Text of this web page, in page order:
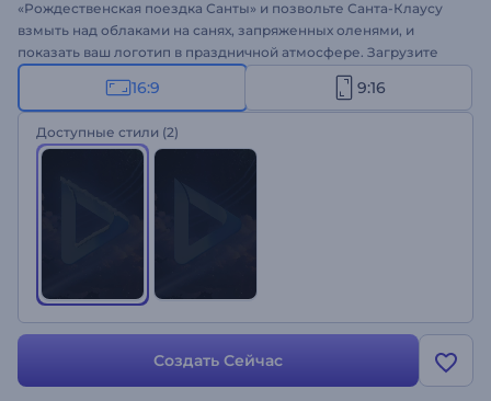
«Рождественская поездка Санты» и позвольте Санта-Клаусу
взмыть над облаками на санях, запряженных оленями, и
показать ваш логотип в праздничной атмосфере. Загрузите
свой логотип, введите праздничное послание и выберите
фоновую музыку, чтобы создать уникальное праздничное
видео в кратчайшие сроки. Идеально подходит для сезонной
рекламы, поздравительных видеороликов, специальных
16:9 9:16
Доступные стили (2)
Создать Сейчас